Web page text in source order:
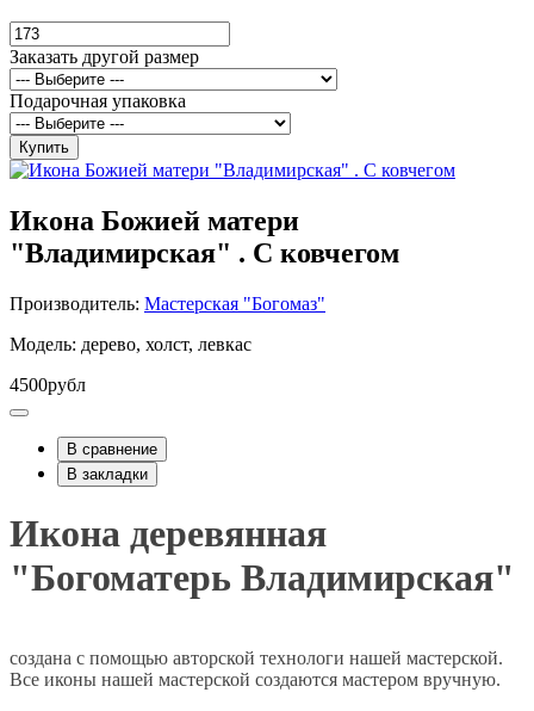
Заказать другой размер
Подарочная упаковка
Купить
Икона Божией матери
"Владимирская" . С ковчегом
Производитель: Мастерская "Богомаз"
Модель: дерево, холст, левкас
4500рубл
В сравнение
В закладки
Икона деревянная
"Богоматерь Владимирская"
создана с помощью авторской технологи нашей мастерской.
Все иконы нашей мастерской создаются мастером вручную.